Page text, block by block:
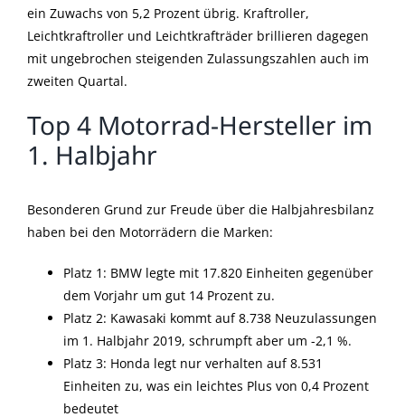
ein Zuwachs von 5,2 Prozent übrig. Kraftroller,
Leichtkraftroller und Leichtkrafträder brillieren dagegen
mit ungebrochen steigenden Zulassungszahlen auch im
zweiten Quartal.
Top 4 Motorrad-Hersteller im
1. Halbjahr
Besonderen Grund zur Freude über die Halbjahresbilanz
haben bei den Motorrädern die Marken:
Platz 1: BMW legte mit 17.820 Einheiten gegenüber
dem Vorjahr um gut 14 Prozent zu.
Platz 2: Kawasaki kommt auf 8.738 Neuzulassungen
im 1. Halbjahr 2019, schrumpft aber um -2,1 %.
Platz 3: Honda legt nur verhalten auf 8.531
Einheiten zu, was ein leichtes Plus von 0,4 Prozent
bedeutet